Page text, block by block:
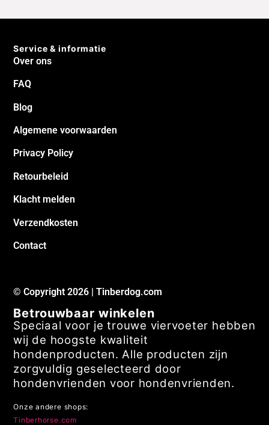
Service & informatie
Over ons
FAQ
Blog
Algemene voorwaarden
Privacy Policy
Retourbeleid
Klacht melden
Verzendkosten
Contact
© Copyright 2026 | Tinberdog.com
Betrouwbaar winkelen
Speciaal voor je trouwe viervoeter hebben
wij de hoogste kwaliteit
hondenproducten. Alle producten zijn
zorgvuldig geselecteerd door
hondenvrienden voor hondenvrienden.
Onze andere shops:
Tinberhorse.com